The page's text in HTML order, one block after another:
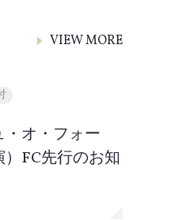
VIEW MORE
・オ・フォー
FC先行のお知